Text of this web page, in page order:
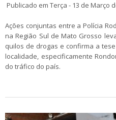
Publicado em Terça - 13 de Março
Ações conjuntas entre a Polícia
na Região Sul de Mato Grosso
quilos de drogas e confirma a
localidade, especificamente
do tráfico do país.